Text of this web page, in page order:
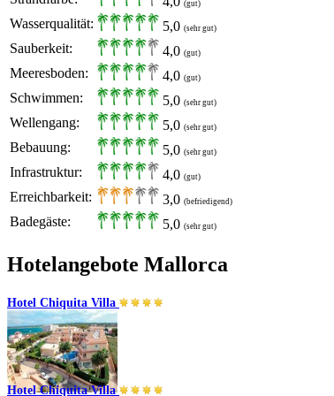
(gut)
Wasserqualität: 5,0 (sehr gut)
Sauberkeit: 4,0 (gut)
Meeresboden: 4,0 (gut)
Schwimmen: 5,0 (sehr gut)
Wellengang: 5,0 (sehr gut)
Bebauung: 5,0 (sehr gut)
Infrastruktur: 4,0 (gut)
Erreichbarkeit: 3,0 (befriedigend)
Badegäste: 5,0 (sehr gut)
Hotelangebote Mallorca
Hotel Chiquita Villa
Hotel Chiquita Villa